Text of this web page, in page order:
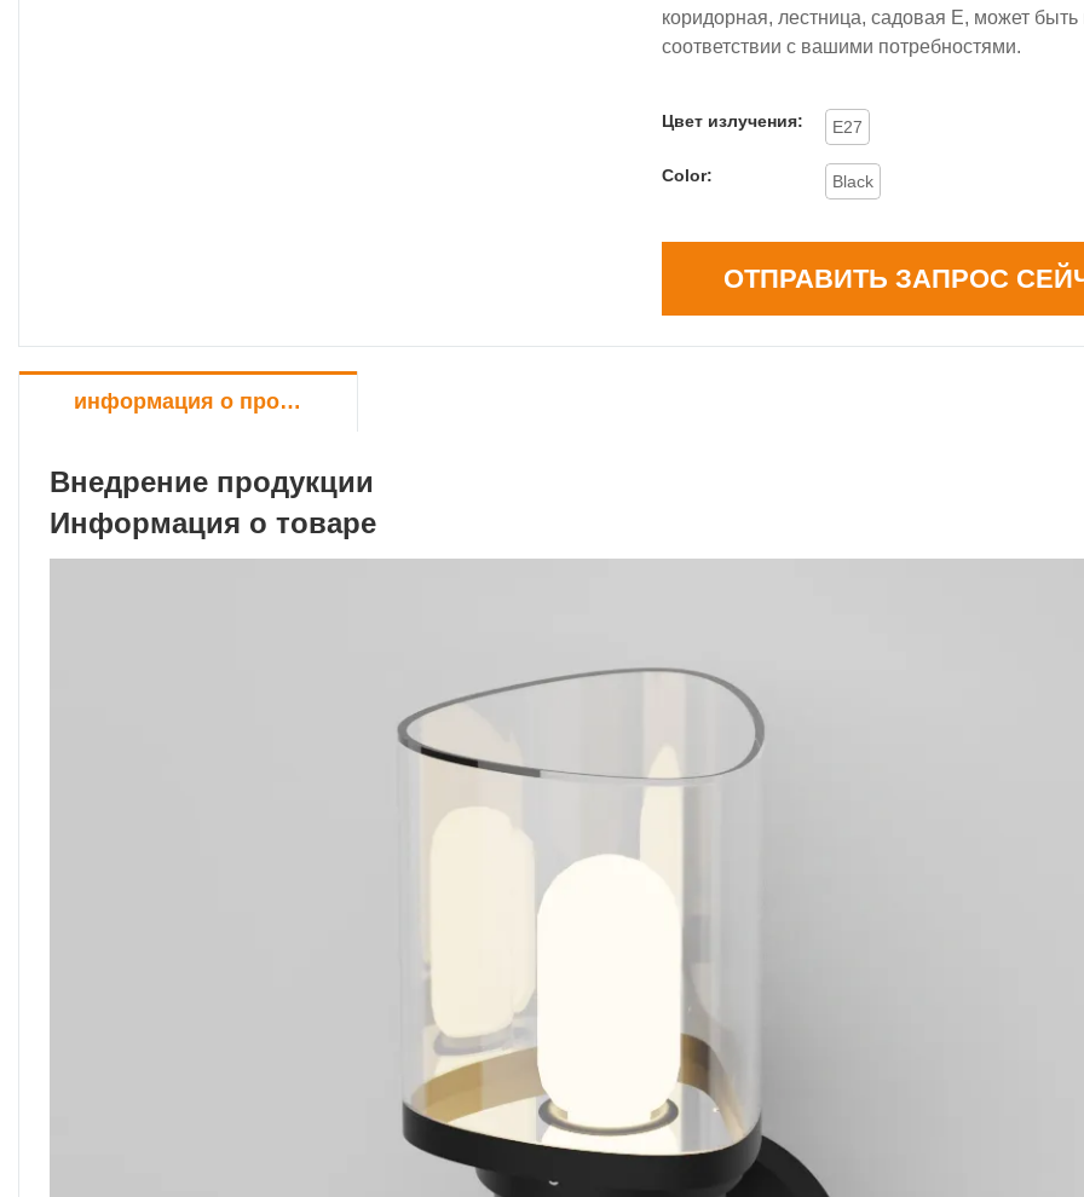
коридорная, лестница, садовая E, может быть
соответствии с вашими потребностями.
Цвет излучения: Е27
Color: Black
ОТПРАВИТЬ ЗАПРОС
информация о продукте
Внедрение продукции
Информация о товаре